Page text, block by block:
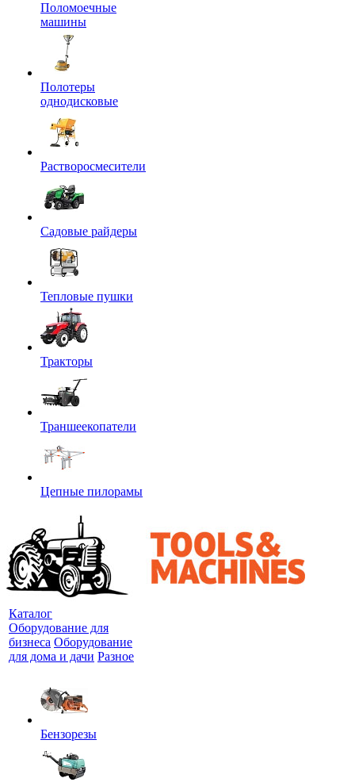
Поломоечные
машины
Полотеры
однодисковые
Растворосмесители
Садовые райдеры
Тепловые пушки
Тракторы
Траншеекопатели
Цепные пилорамы
Каталог
Оборудование для
бизнеса Оборудование
для дома и дачи Разное
Бензорезы